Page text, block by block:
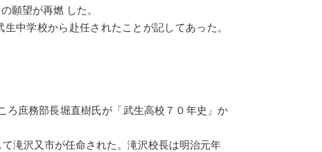
願望が再燃 した。
中学校から赴任されたことが記してあった。
ろ庶務部長堀直樹氏が「武生高校７０年史」か
滝沢又市が任命された。滝沢校長は明治元年